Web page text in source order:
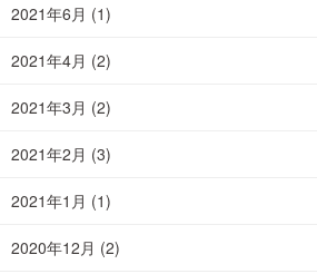
2021年6月 (1)
2021年4月 (2)
2021年3月 (2)
2021年2月 (3)
2021年1月 (1)
2020年12月 (2)